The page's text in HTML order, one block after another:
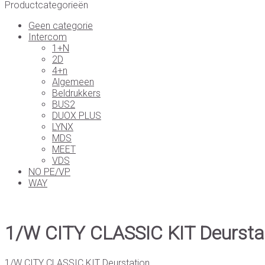
Productcategorieën
Geen categorie
Intercom
1+N
2D
4+n
Algemeen
Beldrukkers
BUS2
DUOX PLUS
LYNX
MDS
MEET
VDS
NO PE/VP
WAY
1/W CITY CLASSIC KIT